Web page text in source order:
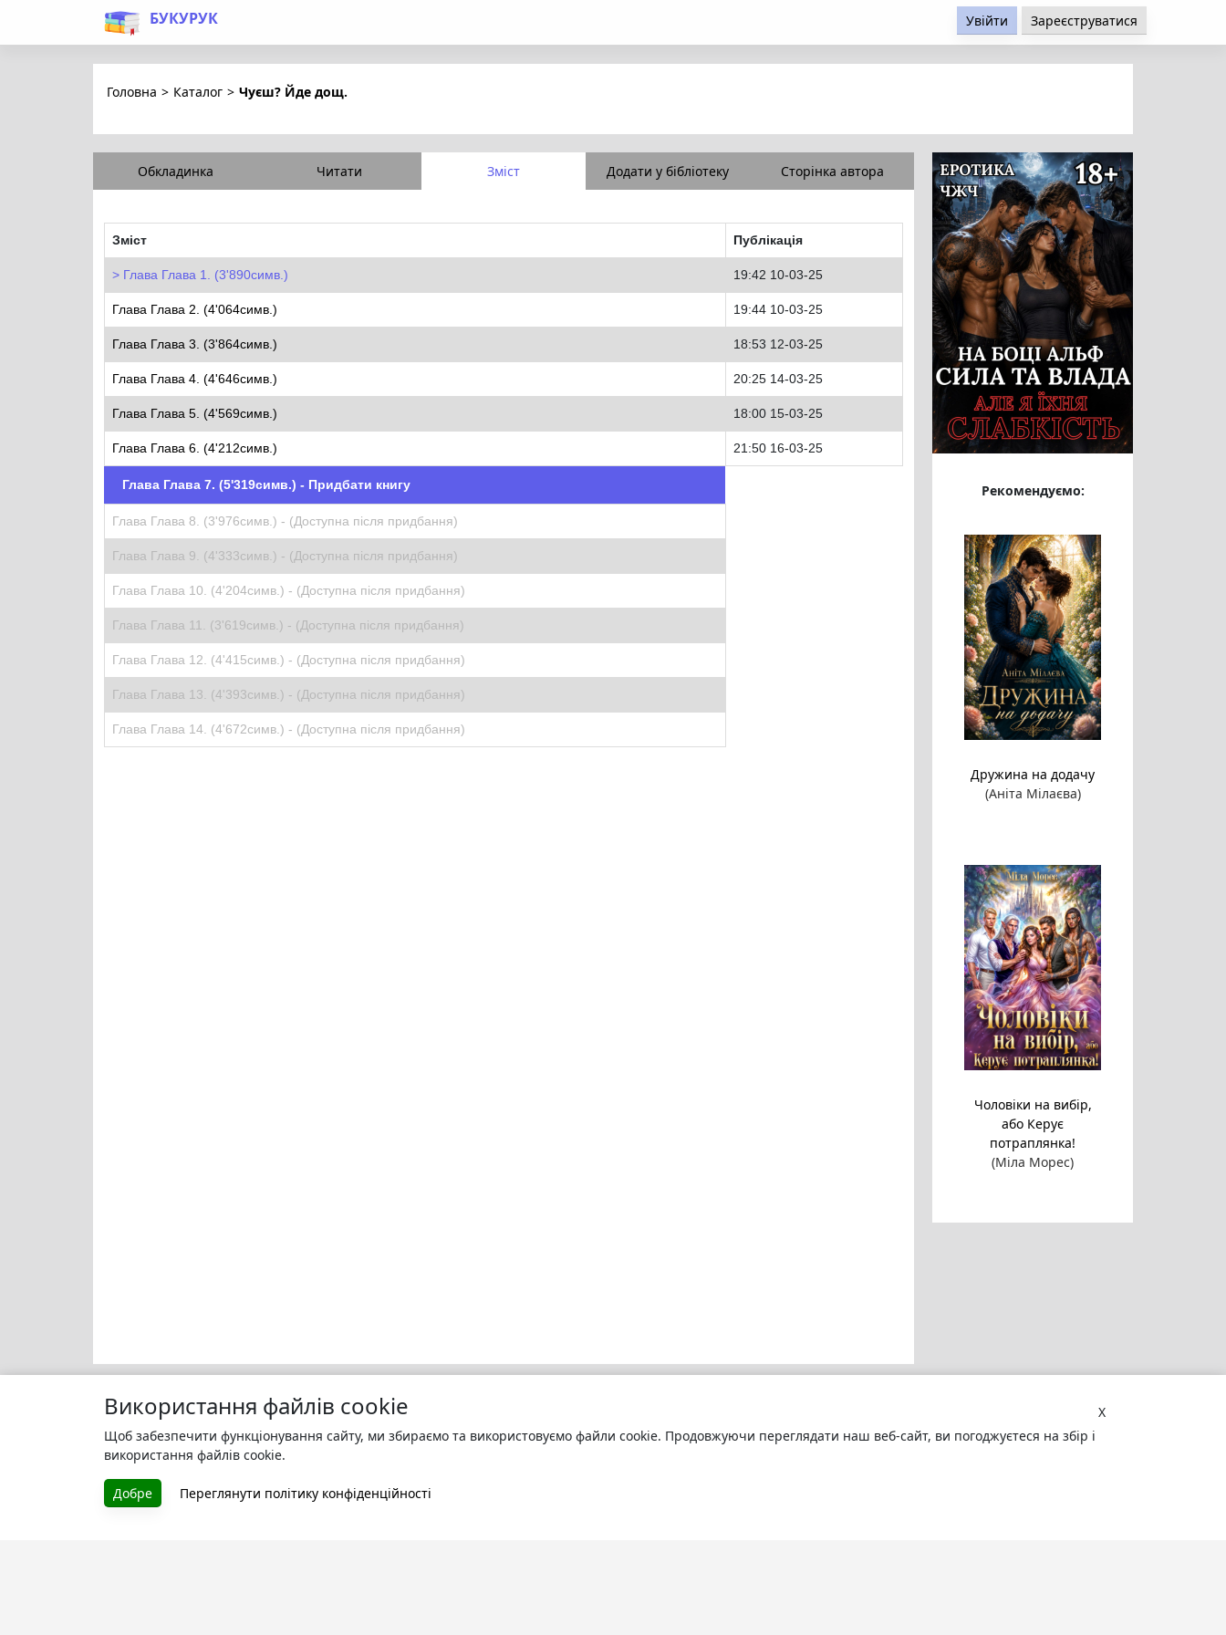
БУКУРУК Увійти Зареєструватися
Головна > Каталог > Чуєш? Йде дощ.
Обкладинка Читати Зміст Додати у бібліотеку Сторінка автора
Зміст Публікація
Глава Глава 1. (3'890симв.) 19:42 10-03-25
Глава Глава 2. (4'064симв.) 19:44 10-03-25
Глава Глава 3. (3'864симв.) 18:53 12-03-25
Глава Глава 4. (4'646симв.) 20:25 14-03-25
Глава Глава 5. (4'569симв.) 18:00 15-03-25
Глава Глава 6. (4'212симв.) 21:50 16-03-25
Глава Глава 7. (5'319симв.) - Придбати книгу
Глава Глава 8. (3'976симв.) - (Доступна після придбання)
Глава Глава 9. (4'333симв.) - (Доступна після придбання)
Глава Глава 10. (4'204симв.) - (Доступна після придбання)
Глава Глава 11. (3'619симв.) - (Доступна після придбання)
Глава Глава 12. (4'415симв.) - (Доступна після придбання)
Глава Глава 13. (4'393симв.) - (Доступна після придбання)
Глава Глава 14. (4'672симв.) - (Доступна після придбання)
Рекомендуємо:
Дружина на додачу
(Аніта Мілаєва)
Чоловіки на вибір,
або Керує
потраплянка!
(Міла Морес)
X
Використання файлів cookie
Щоб забезпечити функціонування сайту, ми збираємо та використовуємо файли cookie. Продовжуючи переглядати наш веб-сайт, ви погоджуєтеся на збір і
використання файлів cookie.
Добре Переглянути політику конфіденційності
БУКУРУК
Літературна платформа і бібліотека
книг, які можна безкоштовно
Моя бібліотека
улюблені книги онлайн
Про сервіс